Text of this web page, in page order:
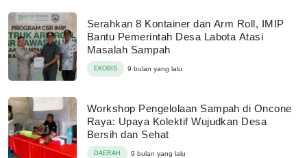
Serahkan 8 Kontainer dan Arm Roll, IMIP
Bantu Pemerintah Desa Labota Atasi
Masalah Sampah
EKOBIS 9 bulan yang lalu
Workshop Pengelolaan Sampah di Oncone
Raya: Upaya Kolektif Wujudkan Desa
Bersih dan Sehat
DAERAH 9 bulan yang lalu